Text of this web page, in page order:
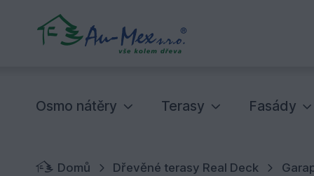
Osmo nátěry Terasy Fasády
Domů Dřevěné terasy Real Deck